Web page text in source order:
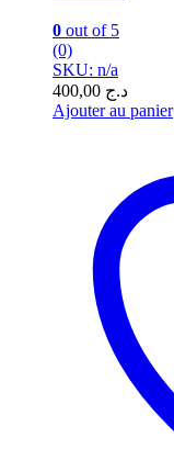
0 out of 5
(0)
SKU: n/a
د.ج
Ajouter au panier